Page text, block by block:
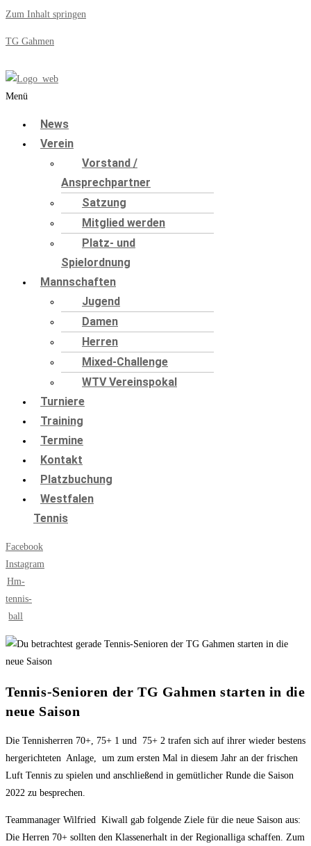
Zum Inhalt springen
TG Gahmen
Menü
News
Verein
Vorstand /
Ansprechpartner
Satzung
Mitglied werden
Platz- und
Spielordnung
Mannschaften
Jugend
Damen
Herren
Mixed-Challenge
WTV Vereinspokal
Turniere
Training
Termine
Kontakt
Platzbuchung
Westfalen
Tennis
Facebook
Instagram
Hm-
tennis-
ball
Tennis-Senioren der TG Gahmen starten in die
neue Saison
Die Tennisherren 70+, 75+ 1 und 75+ 2 trafen sich auf ihrer wieder bestens
hergerichteten Anlage, um zum ersten Mal in diesem Jahr an der frischen
Luft Tennis zu spielen und anschließend in gemütlicher Runde die Saison
2022 zu besprechen.
Teammanager Wilfried Kiwall gab folgende Ziele für die neue Saison aus:
Die Herren 70+ sollten den Klassenerhalt in der Regionalliga schaffen. Zum